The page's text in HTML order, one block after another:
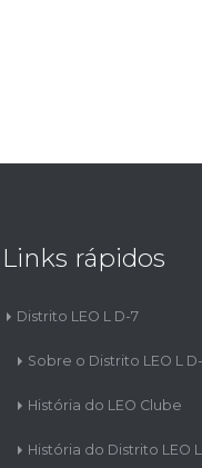
Links rápidos
Distrito LEO L D-7
Sobre o Distrito LEO L
História do LEO Clube
História do Distrito LEO